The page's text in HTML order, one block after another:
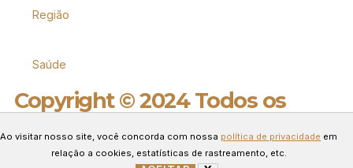
Região
Saúde
Copyright © 2024 Todos os
Desenvolvido por Connect Web
Ao visitar nosso site, você concorda com nossa política de privacidade em
relação a cookies, estatísticas de rastreamento, etc.